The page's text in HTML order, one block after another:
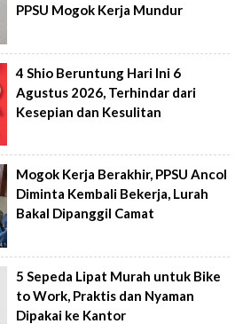
PPSU Mogok Kerja Mundur
4 Shio Beruntung Hari Ini 6
Agustus 2026, Terhindar dari
Kesepian dan Kesulitan
Mogok Kerja Berakhir, PPSU Ancol
Diminta Kembali Bekerja, Lurah
Bakal Dipanggil Camat
5 Sepeda Lipat Murah untuk Bike
to Work, Praktis dan Nyaman
Dipakai ke Kantor